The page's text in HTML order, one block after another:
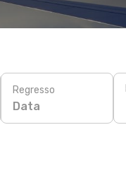
Regresso
Data